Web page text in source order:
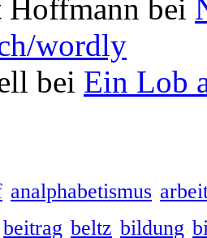
Hoffmann bei
wordly
bei Ein Lob
analphabetismus
beitrag beltz bildung